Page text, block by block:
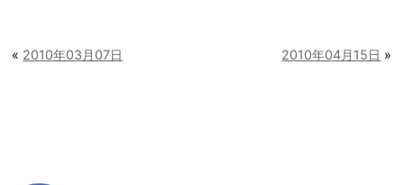
« 2010年03月07日 2010年04月15日 »